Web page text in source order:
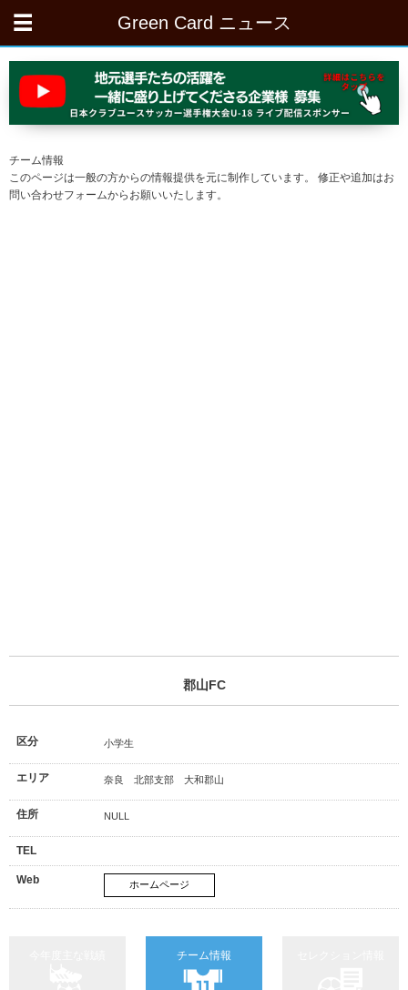
Green Card ニュース
チーム情報
このページは一般の方からの情報提供を元に制作しています。 修正や追加はお
問い合わせフォームからお願いいたします。
郡山FC
区分 小学生
エリア 奈良 北部支部 大和郡山
住所 NULL
TEL
Web ホームページ
チーム情報